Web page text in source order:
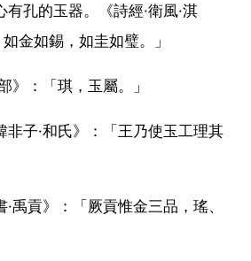
孔的玉器。《詩經·衛風·淇
金如錫，如圭如璧。」
》：「琪，玉屬。」
非子·和氏》：「王乃使玉工理其
禹貢》：「厥貢惟金三品，瑤、